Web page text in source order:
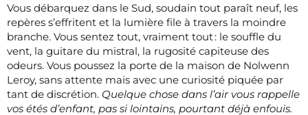
Vous débarquez dans le Sud, soudain tout paraît neuf, les
repères s’effritent et la lumière file à travers la moindre
branche. Vous sentez tout, vraiment tout : le souffle du
vent, la guitare du mistral, la rugosité capiteuse des
odeurs. Vous poussez la porte de la maison de Nolwenn
Leroy, sans attente mais avec une curiosité piquée par
tant de discrétion. Quelque chose dans l’air vous rappelle
vos étés d’enfant, pas si lointains, pourtant déjà enfouis.